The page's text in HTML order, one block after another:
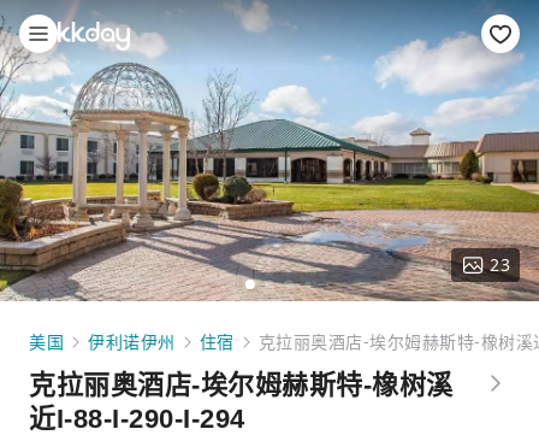
23
美国 伊利诺伊州 住宿 克拉丽奥酒店-埃尔姆赫斯特-橡树
克拉丽奥酒店-埃尔姆赫斯特-橡树溪
近I-88-I-290-I-294